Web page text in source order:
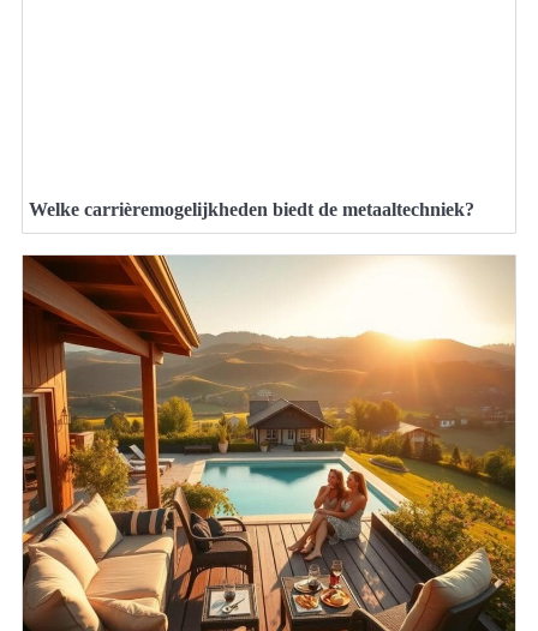
Welke carrièremogelijkheden biedt de metaaltechniek?